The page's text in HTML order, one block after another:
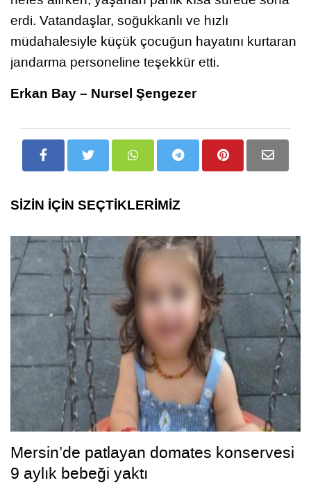
erdi. Vatandaşlar, soğukkanlı ve hızlı
müdahalesiyle küçük çocuğun hayatını kurtaran
jandarma personeline teşekkür etti.
Erkan Bay – Nursel Şengezer
SİZİN İÇİN SEÇTİKLERİMİZ
Mersin’de patlayan domates konservesi
9 aylık bebeği yaktı